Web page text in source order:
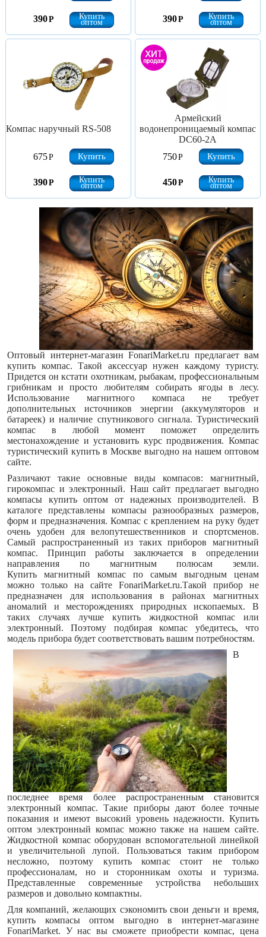
390Р Купить
оптом 390Р Купить
оптом
Компас наручный RS-508
675Р Купить
390Р Купить
оптом
Армейский
водонепроницаемый компас
DC60-2A
750Р Купить
450Р Купить
оптом
Оптовый интернет-магазин FonariMarket.ru предлагает вам
купить компас. Такой аксессуар нужен каждому туристу.
Придется он кстати охотникам, рыбакам, профессиональным
грибникам и просто любителям собирать ягоды в лесу.
Использование магнитного компаса не требует
дополнительных источников энергии (аккумуляторов и
батареек) и наличие спутникового сигнала. Туристический
компас в любой момент поможет определить
местонахождение и установить курс продвижения. Компас
туристический купить в Москве выгодно на нашем оптовом
сайте.
Различают такие основные виды компасов: магнитный,
гирокомпас и электронный. Наш сайт предлагает выгодно
компасы купить оптом от надежных производителей. В
каталоге представлены компасы разнообразных размеров,
форм и предназначения. Компас с креплением на руку будет
очень удобен для велопутешественников и спортсменов.
Самый распространенный из таких приборов магнитный
компас. Принцип работы заключается в определении
направления по магнитным полюсам земли.
Купить магнитный компас по самым выгодным ценам
можно только на сайте FonariMarket.ru.Такой прибор не
предназначен для использования в районах магнитных
аномалий и месторождениях природных ископаемых. В
таких случаях лучше купить жидкостной компас или
электронный. Поэтому подбирая компас убедитесь, что
модель прибора будет соответствовать вашим потребностям.
В
последнее время более распространенным становится
электронный компас. Такие приборы дают более точные
показания и имеют высокий уровень надежности. Купить
оптом электронный компас можно также на нашем сайте.
Жидкостной компас оборудован вспомогательной линейкой
и увеличительной лупой. Пользоваться таким прибором
несложно, поэтому купить компас стоит не только
профессионалам, но и сторонникам охоты и туризма.
Представленные современные устройства небольших
размеров и довольно компактны.
Для компаний, желающих сэкономить свои деньги и время,
купить компасыоптом выгодно в интернет-магазине
FonariMarket. У нас вы сможете приобрести компас, цена